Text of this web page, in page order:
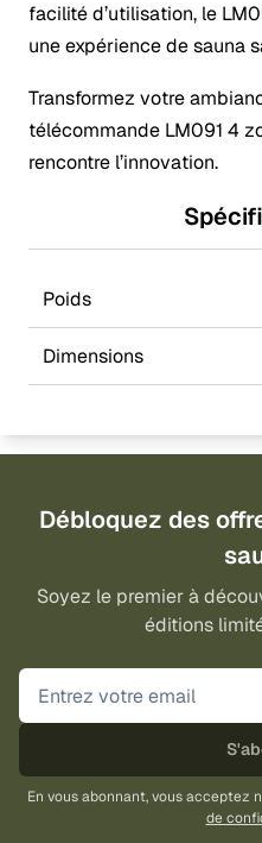
facilité d’utilisation, le
une expérience de sauna
Transformez votre
télécommande LM091 4
rencontre l’innovation.
Poids
Dimensions
Débloquez des
Soyez le premier à
éditions
En vous abonnant, vous acceptez
de